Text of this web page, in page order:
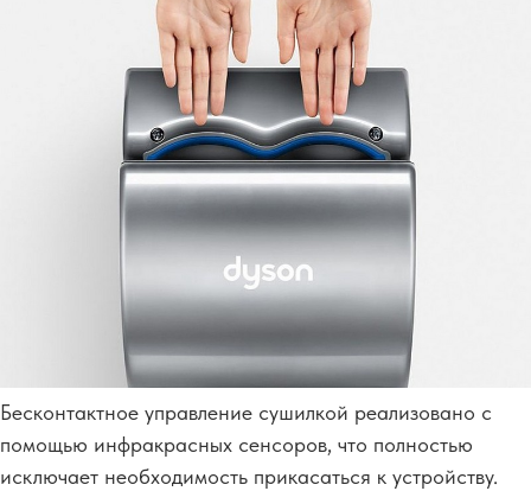
Бесконтактное управление сушилкой реализовано с
помощью инфракрасных сенсоров, что полностью
исключает необходимость прикасаться к устройству.